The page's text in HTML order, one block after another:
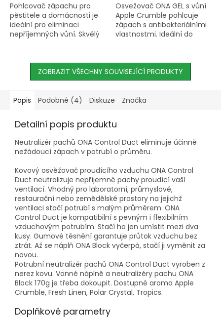
Pohlcovač zápachu pro
pěstitele a domácnosti je
ideální pro eliminaci
nepříjemných vůní. Skvělý
Osvežovač ONA GEL s vůní
Apple Crumble pohlcuje
zápach s antibakteriálními
vlastnostmi. Ideální do
ZOBRAZIT VŠECHNY SOUVISEJÍCÍ PRODUKTY
Popis Podobné (4) Diskuze Značka
Detailní popis produktu
Neutralizér pachů ONA Control Duct eliminuje účinně
nežádoucí zápach v potrubí o průměru.
Kovový osvěžovač proudícího vzduchu ONA Control
Duct neutralizuje nepříjemné pachy proudící vaší
ventilací. Vhodný pro laboratorní, průmyslové,
restaurační nebo zemědělské prostory na jejichž
ventilaci stačí potrubí s malým průměrem. ONA
Control Duct je kompatibilní s pevným i flexibilním
vzduchovým potrubím. Stačí ho jen umístit mezi dva
kusy. Gumové těsnění garantuje průtok vzduchu bez
ztrát. Až se náplň ONA Block vyčerpá, stačí ji vyměnit za
novou.
Potrubní neutralizér pachů ONA Control Duct vyroben z
nerez kovu. Vonné náplně a neutralizéry pachu ONA
Block 170g je třeba dokoupit. Dostupné aroma Apple
Crumble, Fresh Linen, Polar Crystal, Tropics.
Doplňkové parametry